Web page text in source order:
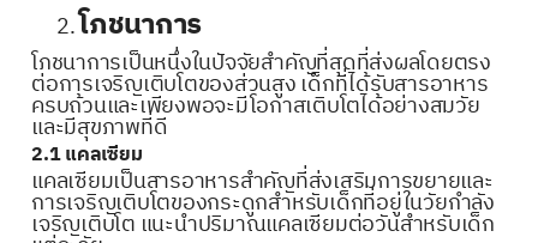
โภชนาการ
โภชนาการเป็นหนึ่งในปัจจัยสำคัญที่สุดที่ส่งผลโดยตรง
ต่อการเจริญเติบโตของส่วนสูง เด็กที่ได้รับสารอาหาร
ครบถ้วนและเพียงพอจะมีโอกาสเติบโตได้อย่างสมวัย
และมีสุขภาพที่ดี
2.1 แคลเซียม
แคลเซียมเป็นสารอาหารสำคัญที่ส่งเสริมการขยายและ
การเจริญเติบโตของกระดูกสำหรับเด็กที่อยู่ในวัยกำลัง
เจริญเติบโต แนะนำปริมาณแคลเซียมต่อวันสำหรับเด็ก